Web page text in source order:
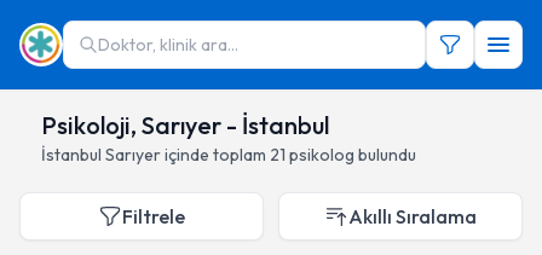
Doktor, klinik ara...
Psikoloji, Sarıyer - İstanbul
İstanbul Sarıyeriçinde toplam 21 psikolog bulundu
Filtrele Akıllı Sıralama